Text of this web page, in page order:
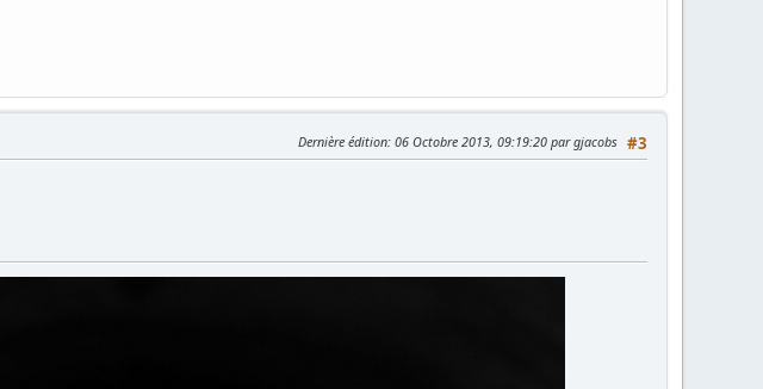
#3
Dernière édition: 06 Octobre 2013, 09:19:20 par gjacobs